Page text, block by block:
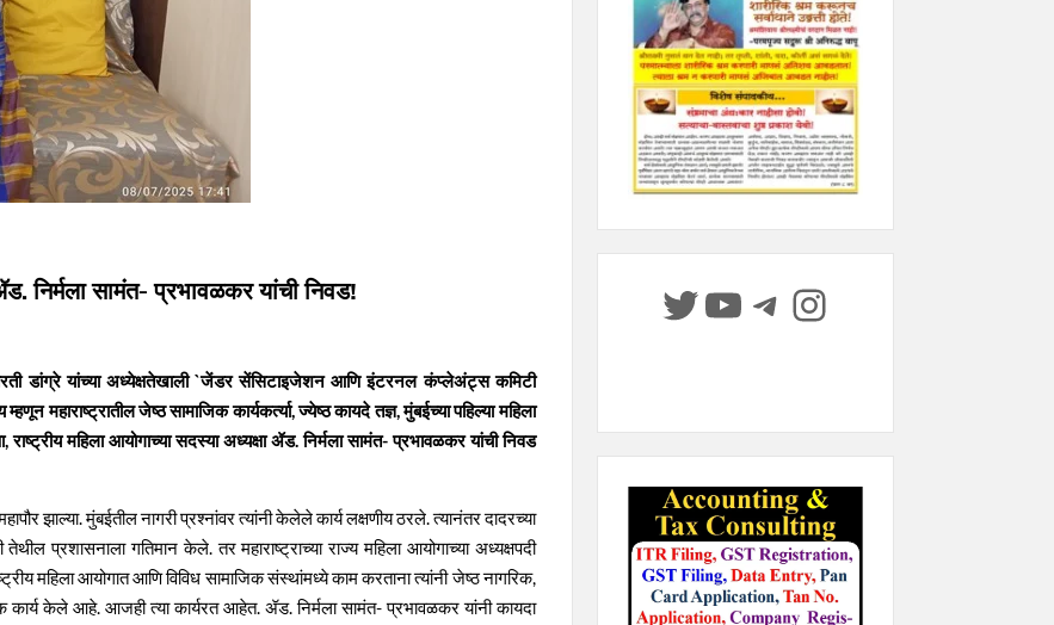
निर्मला सामंत- प्रभावळकर यांची निवड!
डांग्रे यांच्या अध्येक्षतेखाली `जेंडर सेंसिटाइजेशन आणि इंटरनल कंप्लेअंट्स कमिटी
महाराष्ट्रातील जेष्ठ सामाजिक कार्यकर्त्या, ज्येष्ठ कायदे तज्ञ, मुंबईच्या पहिल्या महिला
राष्ट्रीय महिला आयोगाच्या सदस्या अध्यक्षा ॲड. निर्मला सामंत- प्रभावळकर यांची निवड
झाल्या. मुंबईतील नागरी प्रश्नांवर त्यांनी केलेले कार्य लक्षणीय ठरले. त्यानंतर दादरच्या
प्रशासनाला गतिमान केले. तर महाराष्ट्राच्या राज्य महिला आयोगाच्या अध्यक्षपदी
महिला आयोगात आणि विविध सामाजिक संस्थांमध्ये काम करताना त्यांनी जेष्ठ नागरिक,
कार्य केले आहे. आजही त्या कार्यरत आहेत. ॲड. निर्मला सामंत- प्रभावळकर यांनी कायदा
Twitter
YouTube
Telegram
Instagram